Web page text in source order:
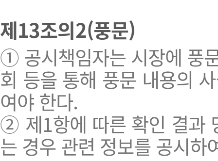
제13조의2(풍문)
① 공시책임자는 시장에 풍
회 등을 통해 풍문 내용의
여야 한다.
② 제1항에 따른 확인 결과
는 경우 관련 정보를 공시하